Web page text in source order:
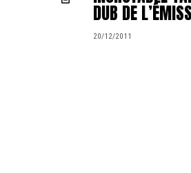
DUB DE
20/12/2011